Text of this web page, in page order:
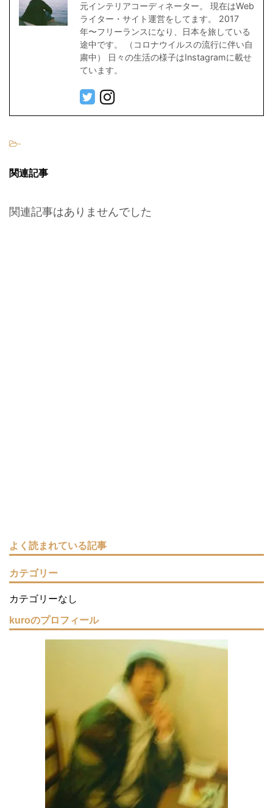
元インテリアコーディネーター。 現在はWeb
ライター・サイト運営をしてます。 2017
年〜フリーランスになり、日本を旅している
途中です。 （コロナウイルスの流行に伴い自
粛中） 日々の生活の様子はInstagramに載せ
ています。
-
関連記事
関連記事はありませんでした
よく読まれている記事
カテゴリー
カテゴリーなし
kuroのプロフィール